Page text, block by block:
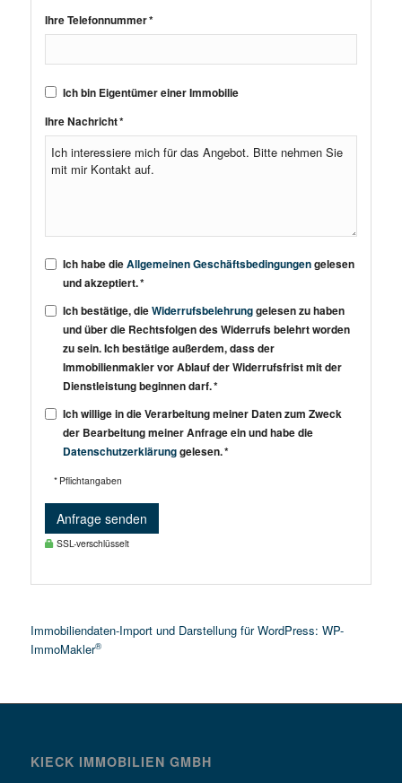
Ihre Telefonnummer *
Ich bin Eigentümer einer Immobilie
Ihre Nachricht *
Ich habe dieAllgemeinen Geschäftsbedingungengelesen
und akzeptiert. *
Ich bestätige, dieWiderrufsbelehrunggelesen zu haben
und über die Rechtsfolgen des Widerrufs belehrt worden
zu sein. Ich bestätige außerdem, dass der
Immobilienmakler vor Ablauf der Widerrufsfrist mit der
Dienstleistung beginnen darf. *
Ich willige in die Verarbeitung meiner Daten zum Zweck
der Bearbeitung meiner Anfrage ein und habe die
Datenschutzerklärunggelesen. *
* Pflichtangaben
Anfrage senden
SSL-verschlüsselt
Immobiliendaten-Import und Darstellung für WordPress: WP-
ImmoMakler®
KIECK IMMOBILIEN GMBH